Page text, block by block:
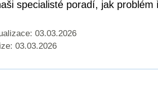
specialisté poradí, jak problém
03.03.2026
03.03.2026